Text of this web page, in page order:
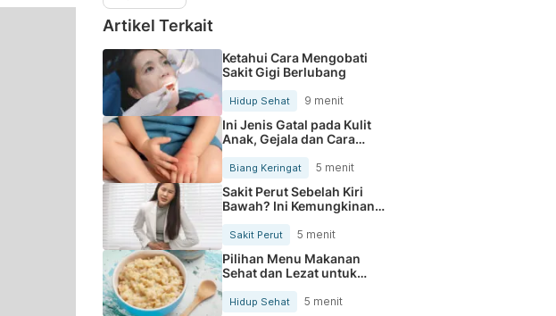
Artikel Terkait
Ketahui Cara Mengobati
Sakit Gigi Berlubang
Hidup Sehat 9 menit
Ini Jenis Gatal pada Kulit
Anak, Gejala dan Cara
Mengobatinya
Biang Keringat 5 menit
Sakit Perut Sebelah Kiri
Bawah? Ini Kemungkinan
Sakit Perut 5 menit
Pilihan Menu Makanan
Sehat dan Lezat untuk
Mengurangi Kolesterol
Hidup Sehat 5 menit